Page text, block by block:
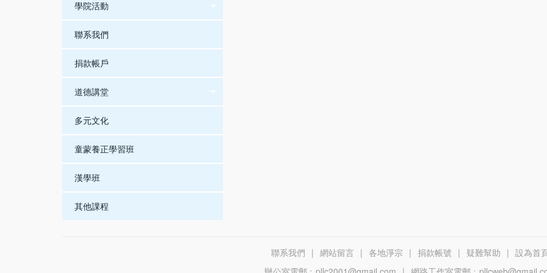
學院活動
聯系我們
捐款帳戶
道德講堂
多元文化
童蒙養正學習班
漢學班
其他課程
聯系我們 | 網站留言 | 各地淨宗 | 捐款帳號 | 疑難幫助 | 設為首